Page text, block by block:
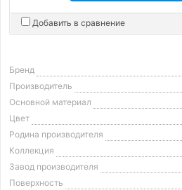
Добавить в сравнение
Бренд
Производитель
Основной материал
Цвет
Родина производителя
Коллекция
Завод производителя
Поверхность